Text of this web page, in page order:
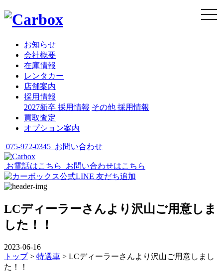
お知らせ
会社概要
在庫情報
レンタカー
店舗案内
採用情報
2027新卒 採用情報 その他 採用情報
買取査定
オプション案内
075-972-0345 お問い合わせ
お電話はこちら お問い合わせはこちら
LCディーラーさんより沢山ご用意しま
した！！
2023-06-16
トップ> 特選車 > LCディーラーさんより沢山ご用意しまし
た！！